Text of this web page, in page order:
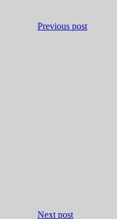
Previous post
Next post